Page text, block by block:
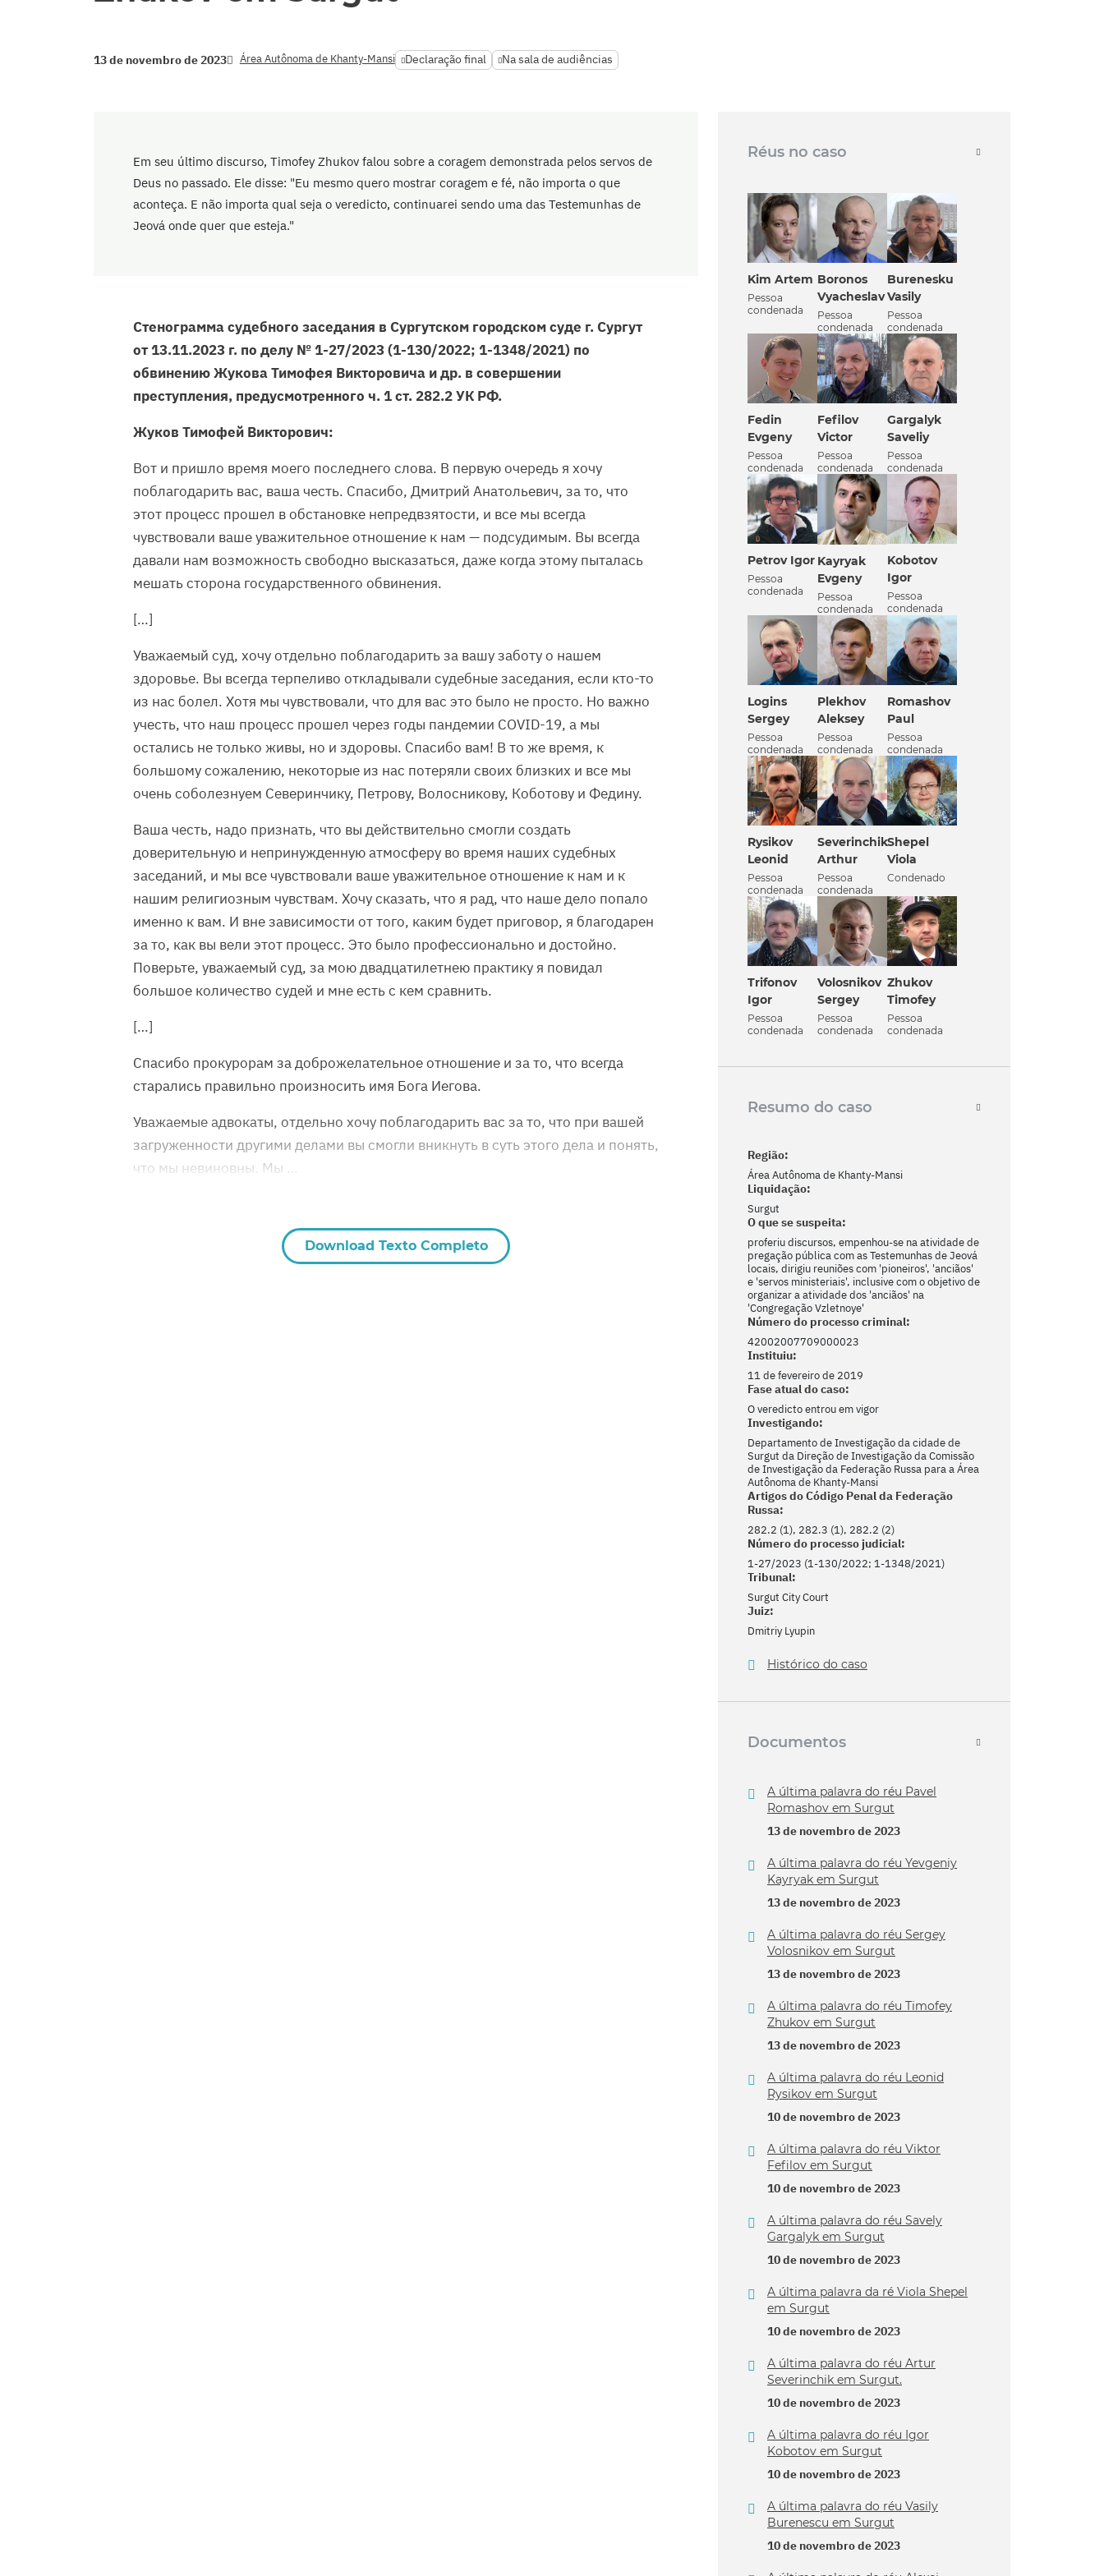
13 de novembro de 2023 Área Autônoma de Khanty-Mansi Declaração final Na sala de audiências
Em seu último discurso, Timofey Zhukov falou sobre a coragem demonstrada pelos servos de
Deus no passado. Ele disse: "Eu mesmo quero mostrar coragem e fé, não importa o que
aconteça. E não importa qual seja o veredicto, continuarei sendo uma das Testemunhas de
Jeová onde quer que esteja."
Стенограмма судебного заседания в Сургутском городском суде г. Сургут
от 13.11.2023 г. по делу № 1-27/2023 (1-130/2022; 1-1348/2021) по
обвинению Жукова Тимофея Викторовича и др. в совершении
преступления, предусмотренного ч. 1 ст. 282.2 УК РФ.
Жуков Тимофей Викторович:
Вот и пришло время моего последнего слова. В первую очередь я хочу
поблагодарить вас, ваша честь. Спасибо, Дмитрий Анатольевич, за то, что
этот процесс прошел в обстановке непредвзятости, и все мы всегда
чувствовали ваше уважительное отношение к нам — подсудимым. Вы всегда
давали нам возможность свободно высказаться, даже когда этому пыталась
мешать сторона государственного обвинения.
[…]
Уважаемый суд, хочу отдельно поблагодарить за вашу заботу о нашем
здоровье. Вы всегда терпеливо откладывали судебные заседания, если кто-то
из нас болел. Хотя мы чувствовали, что для вас это было не просто. Но важно
учесть, что наш процесс прошел через годы пандемии COVID-19, а мы
остались не только живы, но и здоровы. Спасибо вам! В то же время, к
большому сожалению, некоторые из нас потеряли своих близких и все мы
очень соболезнуем Северинчику, Петрову, Волосникову, Коботову и Федину.
Ваша честь, надо признать, что вы действительно смогли создать
доверительную и непринужденную атмосферу во время наших судебных
заседаний, и мы все чувствовали ваше уважительное отношение к нам и к
нашим религиозным чувствам. Хочу сказать, что я рад, что наше дело попало
именно к вам. И вне зависимости от того, каким будет приговор, я благодарен
за то, как вы вели этот процесс. Это было профессионально и достойно.
Поверьте, уважаемый суд, за мою двадцатилетнею практику я повидал
большое количество судей и мне есть с кем сравнить.
[…]
Спасибо прокурорам за доброжелательное отношение и за то, что всегда
старались правильно произносить имя Бога Иегова.
Уважаемые адвокаты, отдельно хочу поблагодарить вас за то, что при вашей
загруженности другими делами вы смогли вникнуть в суть этого дела и понять,
что мы невиновны. Мы …
Download Texto Completo
Réus no caso
Kim Artem
Pessoa
condenada
Boronos
Vyacheslav
Pessoa
condenada
Burenesku
Vasily
Pessoa
condenada
Fedin
Evgeny
Pessoa
condenada
Fefilov
Victor
Pessoa
condenada
Gargalyk
Saveliy
Pessoa
condenada
Petrov Igor
Pessoa
condenada
Kayryak
Evgeny
Pessoa
condenada
Kobotov
Igor
Pessoa
condenada
Logins
Sergey
Pessoa
condenada
Plekhov
Aleksey
Pessoa
condenada
Romashov
Paul
Pessoa
condenada
Rysikov
Leonid
Pessoa
condenada
Severinchik
Arthur
Pessoa
condenada
Shepel
Viola
Condenado
Trifonov
Igor
Pessoa
condenada
Volosnikov
Sergey
Pessoa
condenada
Zhukov
Timofey
Pessoa
condenada
Resumo do caso
Região:
Área Autônoma de Khanty-Mansi
Liquidação:
Surgut
O que se suspeita:
proferiu discursos, empenhou-se na atividade de
pregação pública com as Testemunhas de Jeová
locais, dirigiu reuniões com 'pioneiros', 'anciãos'
e 'servos ministeriais', inclusive com o objetivo de
organizar a atividade dos 'anciãos' na
'Congregação Vzletnoye'
Número do processo criminal:
42002007709000023
Instituiu:
11 de fevereiro de 2019
Fase atual do caso:
O veredicto entrou em vigor
Investigando:
Departamento de Investigação da cidade de
Surgut da Direção de Investigação da Comissão
de Investigação da Federação Russa para a Área
Autônoma de Khanty-Mansi
Artigos do Código Penal da Federação
Russa:
282.2 (1), 282.3 (1), 282.2 (2)
Número do processo judicial:
1-27/2023 (1-130/2022; 1-1348/2021)
Tribunal:
Surgut City Court
Juiz:
Dmitriy Lyupin
Histórico do caso
Documentos
A última palavra do réu Pavel
Romashov em Surgut
13 de novembro de 2023
A última palavra do réu Yevgeniy
Kayryak em Surgut
13 de novembro de 2023
A última palavra do réu Sergey
Volosnikov em Surgut
13 de novembro de 2023
A última palavra do réu Timofey
Zhukov em Surgut
13 de novembro de 2023
A última palavra do réu Leonid
Rysikov em Surgut
10 de novembro de 2023
A última palavra do réu Viktor
Fefilov em Surgut
10 de novembro de 2023
A última palavra do réu Savely
Gargalyk em Surgut
10 de novembro de 2023
A última palavra da ré Viola Shepel
em Surgut
10 de novembro de 2023
A última palavra do réu Artur
Severinchik em Surgut.
10 de novembro de 2023
A última palavra do réu Igor
Kobotov em Surgut
10 de novembro de 2023
A última palavra do réu Vasily
Burenescu em Surgut
10 de novembro de 2023